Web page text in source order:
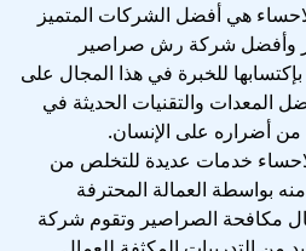
هي أفضل الشركات المتميز
وأفضل شركة رش صراصير
للخبرة في هذا المجال على
المعدات والتقنيات الحديثة في
أضراره على الإنسان.
خدمات عديدة للتخلص من
بواسطة العمالة المحترفة
مكافحة الصراصير وتقوم شركة